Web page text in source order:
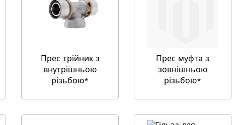
Прес трійник з
внутрішньою
різьбою*
Прес муфта з
зовнішньою
різьбою*